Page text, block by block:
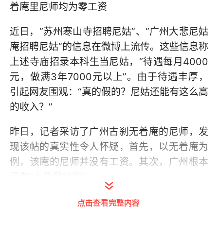
着庵里尼师均为零工资
近日，“苏州寒山寺招聘尼姑”、“广州大悲尼姑
庵招聘尼姑”的信息在微博上流传。这些信息称
上述寺庙招录本科生当尼姑，“待遇每月4000
元，做满3年7000元以上”。由于待遇丰厚，
引起网友围观：“真的假的？尼姑还能有这么高
的收入？”
昨日，记者采访了广州古刹无着庵的尼师，发
现该帖的真实性令人怀疑，首先，以无着庵为
例，该庵的尼师并没有工资。其次，广州根本
点击查看完整内容